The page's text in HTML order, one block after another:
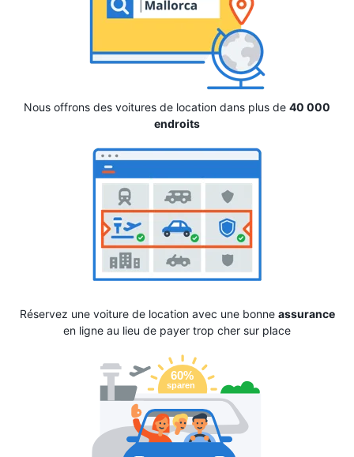
Nous offrons des voitures de location dans plus de 40 000
endroits
Réservez une voiture de location avec une bonne assurance
en ligne au lieu de payer trop cher sur place